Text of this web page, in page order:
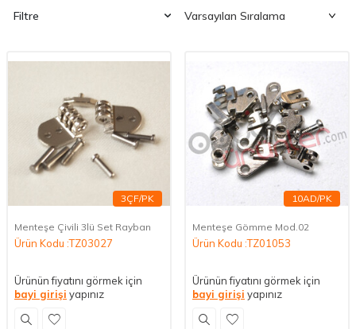
Filtre
3ÇF/PK
Menteşe Çivili 3lü Set Rayban
Ürün Kodu :TZ03027
Ürünün fiyatını görmek için
bayi girişi yapınız
10AD/PK
Menteşe Gömme Mod.02
Ürün Kodu :TZ01053
Ürünün fiyatını görmek için
bayi girişi yapınız